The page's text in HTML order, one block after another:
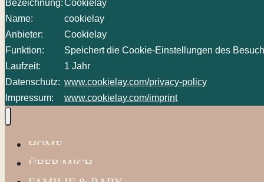
Bezeichnung:Cookielay
Name:
cookielay
Anbieter:
Cookielay
Funktion:
Speichert die Cookie-Einstellungen des
Laufzeit:
1 Jahr
Datenschutz: www.cookielay.com/privacy-policy
Impressum:
www.cookielay.com/imprint
HOME
ÜBER MICH